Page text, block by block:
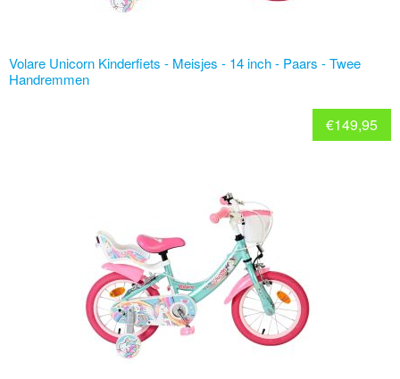
Volare Unicorn Kinderfiets - Meisjes - 14 inch - Paars - Twee
Handremmen
€149,95